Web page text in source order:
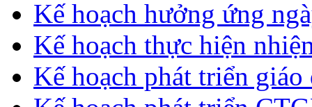
Kế hoạch hưởng ứng
Kế hoạch thực hiện
Kế hoạch phát triển